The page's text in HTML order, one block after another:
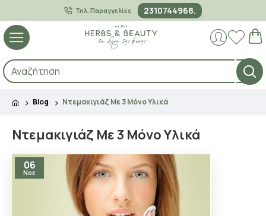
Τηλ. Παραγγελίες 2310744968.
Blog Ντεμακιγιάζ Με 3 Μόνο Υλικά
Ντεμακιγιάζ Με 3 Μόνο Υλικά
06
Νοε